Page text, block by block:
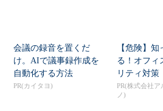
会議の録音を置くだ
け。AIで議事録作成を
自動化する方法
PR(カイタヨ)
【危険】知
る！オフィ
リティ対策
PR(株式会社ア
ノ)